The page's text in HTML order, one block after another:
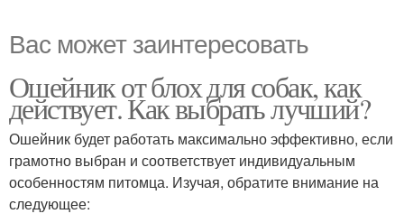
Вас может заинтересовать
Ошейник от блох для собак, как
действует. Как выбрать лучший?
Ошейник будет работать максимально эффективно, если
грамотно выбран и соответствует индивидуальным
особенностям питомца. Изучая, обратите внимание на
следующее: